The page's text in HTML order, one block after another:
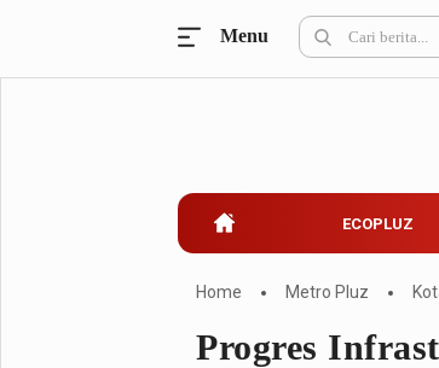
Belanja
Kuliner
Menu
ECOPLUZ
Home Metro Pluz
Progres